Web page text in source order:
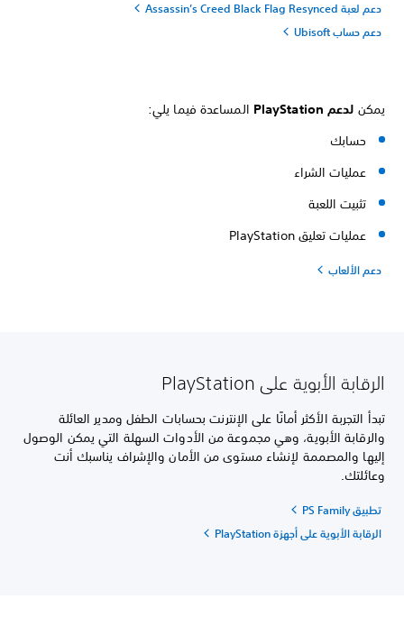
دعم لعبة Assassin’s Creed Black Flag Resynced
دعم حساب Ubisoft
يمكنلدعم PlayStation
المساعدة فيما يلي:
حسابك
عمليات الشراء
تثبيت اللعبة
عمليات تعليق PlayStation
دعم الألعاب
الرقابة الأبوية على PlayStation
تبدأ التجربة الأكثر أمانًا على الإنترنت بحسابات الطفل ومدير العائلة
والرقابة الأبوية، وهي مجموعة من الأدوات السهلة التي يمكن الوصول
إليها والمصممة لإنشاء مستوى من الأمان والإشراف يناسبك أنت
وعائلتك.
تطبيق PS Family
الرقابة الأبوية على أجهزة PlayStation